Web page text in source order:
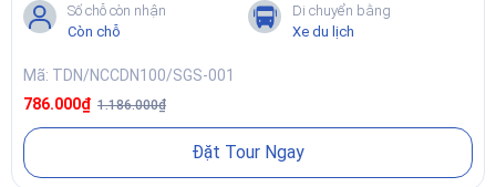
Số chỗ còn nhận
Còn chỗ
Di chuyển bằng
Xe du lịch
Mã: TDN/NCCDN100/SGS-001
786.000₫ 1.186.000₫
Đặt Tour Ngay